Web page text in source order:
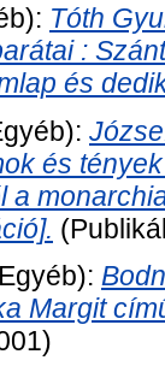
Tóth
:
és
és
a
Margit